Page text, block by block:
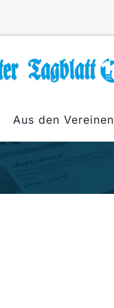
Aus den Vereinen